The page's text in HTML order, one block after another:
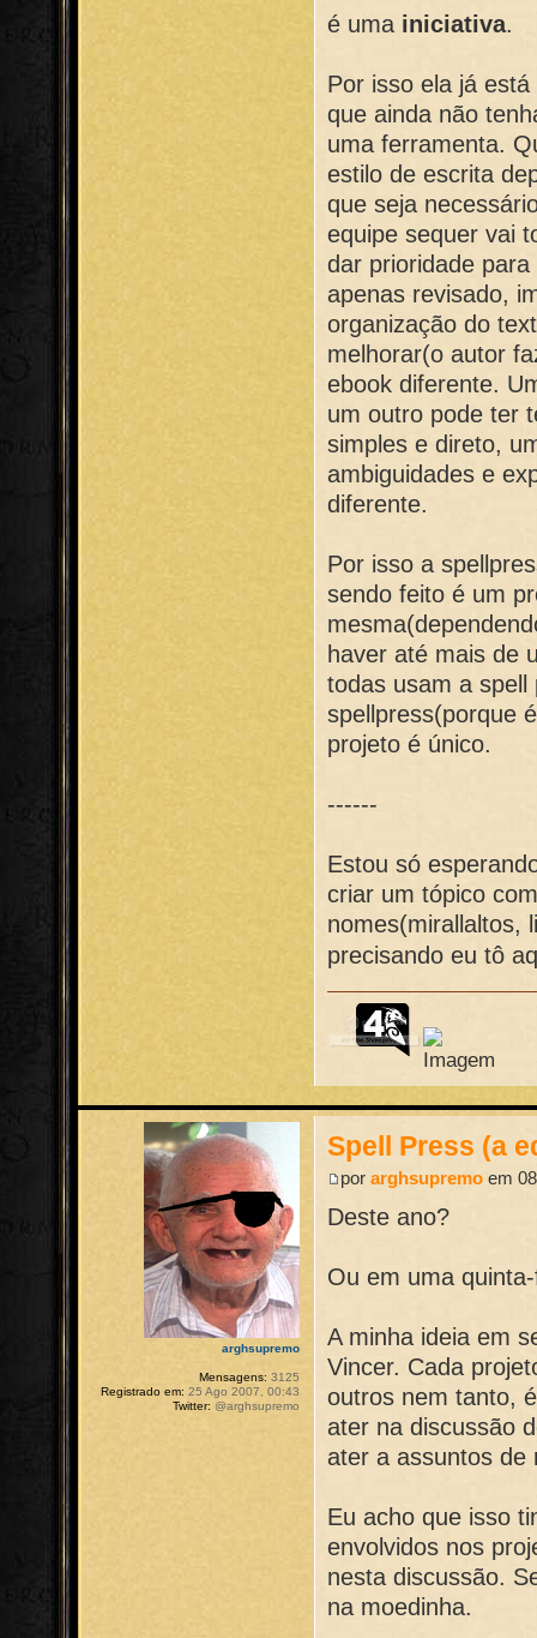
é uma iniciativa.
Por isso ela já
que ainda não
uma ferramenta.
estilo de escrita
que seja
equipe sequer vai
dar prioridade
apenas revisado,
organização do
melhorar(o autor
ebook diferente.
um outro pode ter
simples e direto,
ambiguidades e
diferente.
Por isso a
sendo feito é um
haver até mais de
todas usam a
spellpress(porque
projeto é único.
------
Estou só
criar um tópico
nomes(mirallaltos,
precisando eu tô
Spell Press (a
porarghsupremo em
Deste ano?
Ou em uma
A minha ideia em
Vincer. Cada
outros nem tanto,
ater na discussão
ater a assuntos de
Eu acho que isso
envolvidos nos
nesta discussão.
na moedinha.
arghsupremo
Mensagens: 3125
Registrado em: 25 Ago 2007, 00:43
Twitter: @arghsupremo